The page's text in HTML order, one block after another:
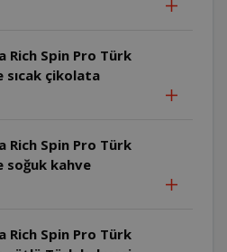
Rich Spin Pro Türk
sıcak çikolata
Rich Spin Pro Türk
soğuk kahve
Rich Spin Pro Türk